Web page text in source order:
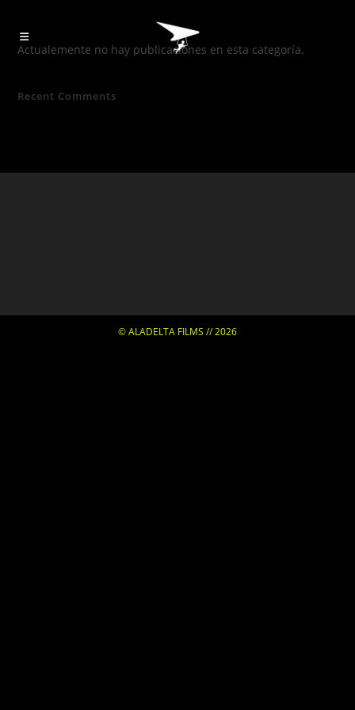
Actualemente no hay publicaciones en esta categoría.
Recent Comments
© ALADELTA FILMS // 2026